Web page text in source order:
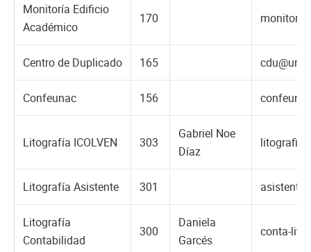
Monitoría Edificio
Académico
170
Centro de Duplicado 165
Confeunac 156
Litografía ICOLVEN 303
Gabriel Noe
Díaz
Litografía Asistente 301
Litografía
Contabilidad
300
Daniela
Garcés
conta-